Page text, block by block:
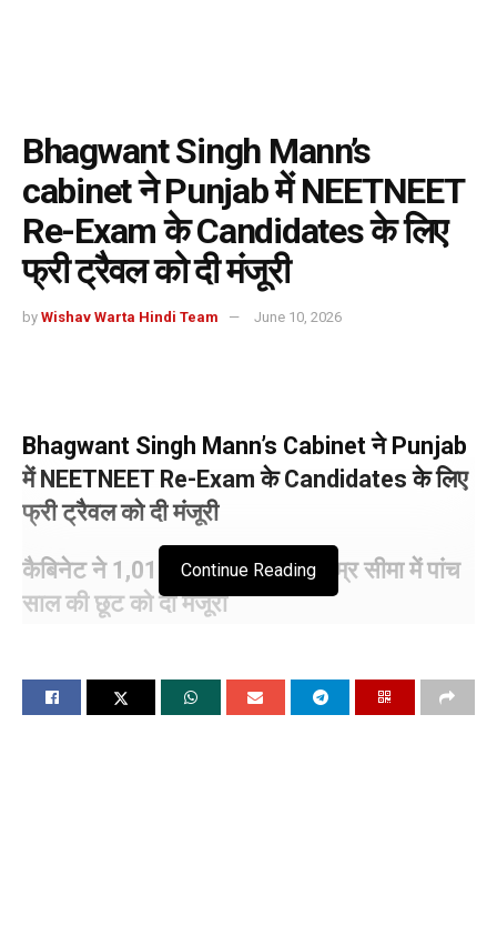
Bhagwant Singh Mann’s
cabinet ने Punjab में NEETNEET
Re-Exam के Candidates के लिए
फ्री ट्रैवल को दी मंजूरी
by Wishav Warta Hindi Team June 10, 2026
Bhagwant Singh Mann’s Cabinet ने Punjab
में NEETNEET Re-Exam के Candidates के लिए
फ्री ट्रैवल को दी मंजूरी
कैबिनेट ने 1,013 लेक्चरर की भर्ती, उम्र सीमा में पांच
साल की छूट को दी मंजूरी
PWD में जूनियर इंजीनियर के 156 पद
Continue Reading